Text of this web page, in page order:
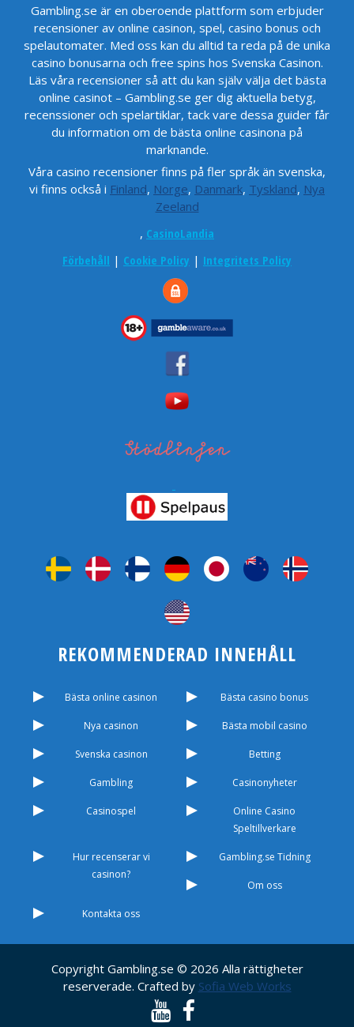
Gambling.se är en oberoende plattform som erbjuder
recensioner av online casinon, spel, casino bonus och
spelautomater. Med oss kan du alltid ta reda på de unika
casino bonusarna och free spins hos Svenska Casinon.
Läs våra recensioner så att du kan själv välja det bästa
online casinot – Gambling.se ger dig aktuella betyg,
recenssioner och spelartiklar, tack vare dessa guider får
du information om de bästa online casinona på
marknande.
Våra casino recensioner finns på fler språk än svenska,
vi finns också i Finland, Norge, Danmark, Tyskland, Nya
Zeeland
, CasinoLandia
Förbehåll | Cookie Policy | Integritets Policy
REKOMMENDERAD INNEHÅLL
Bästa online casinon Bästa casino bonus
Nya casinon Bästa mobil casino
Svenska casinon Betting
Gambling Casinonyheter
Casinospel
Online Casino
Speltillverkare
Hur recenserar vi
casinon?
Gambling.se Tidning
Om oss
Kontakta oss
Copyright Gambling.se © 2026 Alla rättigheter
reserverade. Crafted by Sofia Web Works